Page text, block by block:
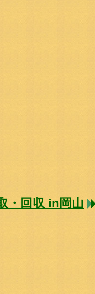
・回収 in岡山